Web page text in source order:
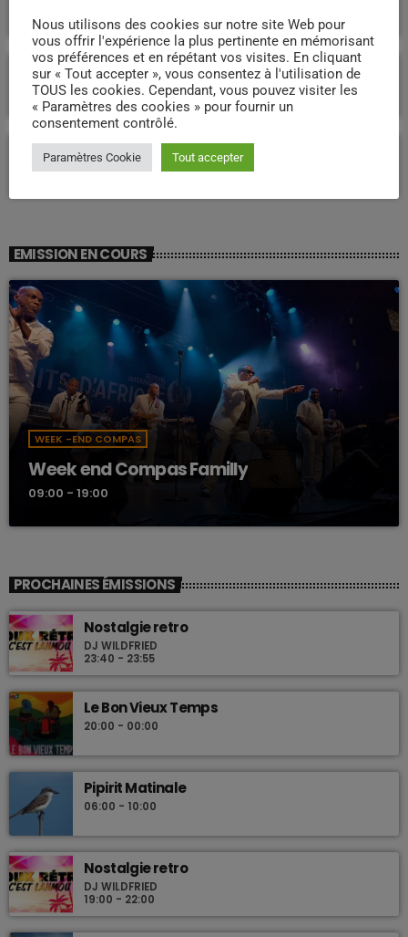
martiniquaise ?
Martinique : quelle voie pour un
développement durable et souverain pour
l’avenir ?
Proposition de loi « Réparation » : l’article
26 relance le débat sur un accord de 1946
EMISSION EN COURS
WEEK -END COMPAS
Week end Compas Familly
09:00 - 19:00
PROCHAINES ÉMISSIONS
Nostalgie retro
DJ WILDFRIED
23:40 - 23:55
Le Bon Vieux Temps
20:00 - 00:00
Pipirit Matinale
06:00 - 10:00
Nostalgie retro
DJ WILDFRIED
19:00 - 22:00
Nous utilisons des cookies sur notre site Web pour
vous offrir l'expérience la plus pertinente en mémorisant
vos préférences et en répétant vos visites. En cliquant
sur « Tout accepter », vous consentez à l'utilisation de
TOUS les cookies. Cependant, vous pouvez visiter les
« Paramètres des cookies » pour fournir un
consentement contrôlé.
Paramètres Cookie Tout accepter